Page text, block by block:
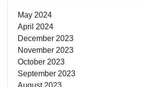
May 2024
April 2024
December 2023
November 2023
October 2023
September 2023
August 2023